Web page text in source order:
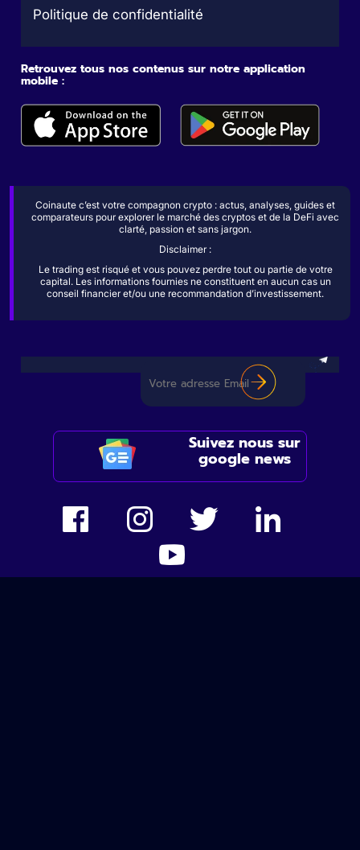
Politique de confidentialité
Retrouvez tous nos contenus sur notre application
mobile :
Coinaute c’est votre compagnon crypto : actus, analyses, guides et
comparateurs pour explorer le marché des cryptos et de la DeFi avec
clarté, passion et sans jargon.
Disclaimer :
Le trading est risqué et vous pouvez perdre tout ou partie de votre
capital. Les informations fournies ne constituent en aucun cas un
conseil financier et/ou une recommandation d’investissement.
Suivez nous sur
google news